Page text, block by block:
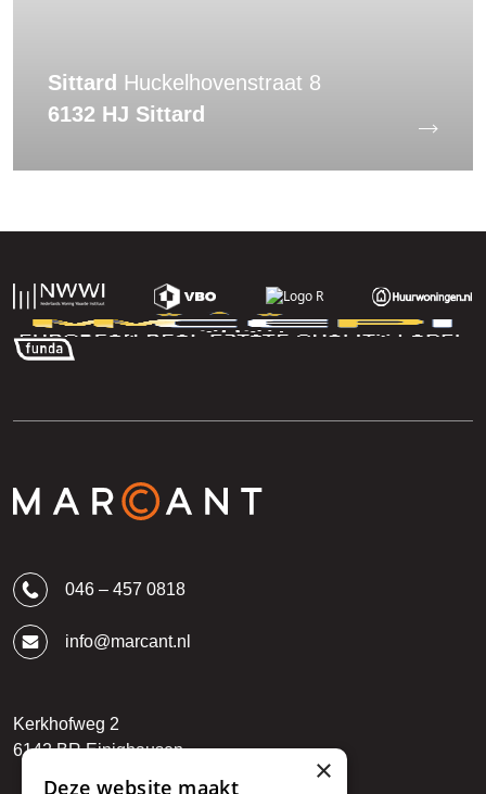
Sittard Huckelhovenstraat 8
6132 HJ Sittard
046 – 457 0818
info@marcant.nl
Kerkhofweg 2
6142 BR Einighausen
×
Deze website maakt